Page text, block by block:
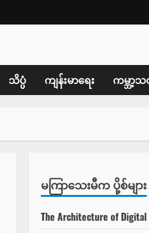
သိပ္ပံ ကျန်းမာရေး ကမ္ဘာ့
မကြာသေးမီက ပို့စ်များ
The Architecture of